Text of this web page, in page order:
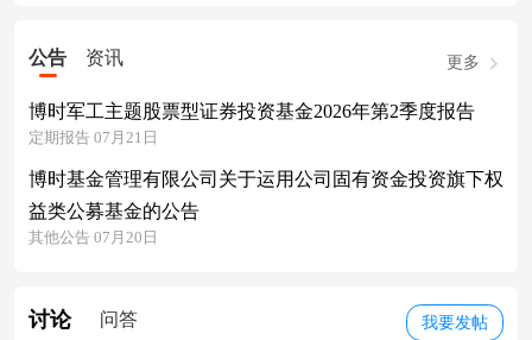
公告 资讯 更多
博时军工主题股票型证券投资基金2026年第2季度报告
定期报告 07月21日
博时基金管理有限公司关于运用公司固有资金投资旗下权
益类公募基金的公告
其他公告 07月20日
我要发帖
讨论 问答